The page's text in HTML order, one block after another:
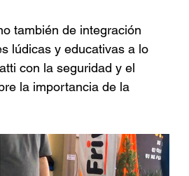
también de integración
lúdicas y educativas a lo
con la seguridad y el
la importancia de la